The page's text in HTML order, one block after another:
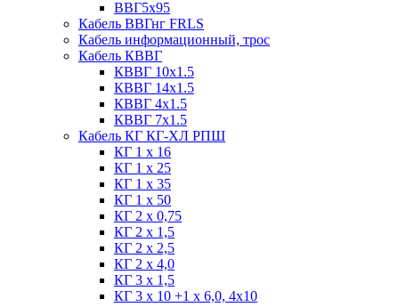
ВВГ5х95
Кабель ВВГнг FRLS
Кабель информационный, трос
Кабель КВВГ
КВВГ 10х1.5
КВВГ 14х1.5
КВВГ 4х1.5
КВВГ 7х1.5
Кабель КГ КГ-ХЛ РПШ
КГ 1 х 16
КГ 1 х 25
КГ 1 х 35
КГ 1 х 50
КГ 2 х 0,75
КГ 2 х 1,5
КГ 2 х 2,5
КГ 2 х 4,0
КГ 3 х 1,5
КГ 3 х 10 +1 x 6,0, 4х10